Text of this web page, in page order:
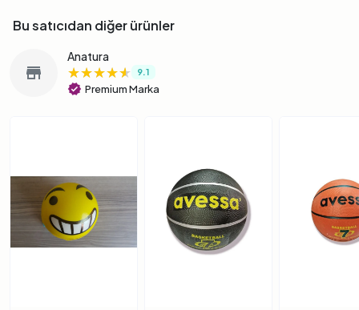
Bu satıcıdan diğer ürünler
store
Anatura
★★★★★
★★★★★
★★★★★ 9.1
verified Premium Marka